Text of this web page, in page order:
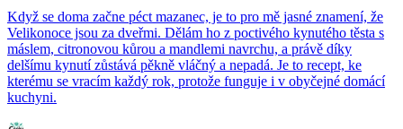
Když se doma začne péct mazanec, je to pro mě jasné znamení, že
Velikonoce jsou za dveřmi. Dělám ho z poctivého kynutého těsta s
máslem, citronovou kůrou a mandlemi navrchu, a právě díky
delšímu kynutí zůstává pěkně vláčný a nepadá. Je to recept, ke
kterému se vracím každý rok, protože funguje i v obyčejné domácí
kuchyni.